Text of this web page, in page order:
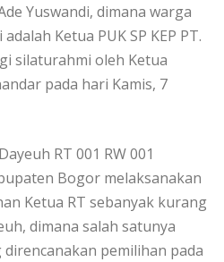
Yuswandi, dimana warga
Ketua PUK SP KEP PT.
silaturahmi oleh Ketua
pada hari Kamis, 7
RT 001 RW 001
Bogor melaksanakan
Ketua RT sebanyak kurang
dimana salah satunya
direncanakan pemilihan pada